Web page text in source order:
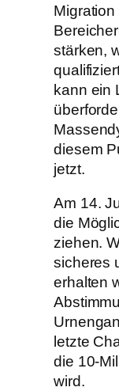
stärken,
kann ein
diesem
jetzt.
Am 14.
die
ziehen.
sicheres
erhalten
letzte
die 10-
wird.